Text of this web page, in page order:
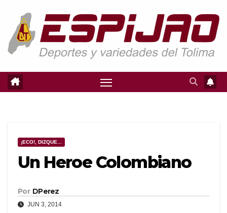
contenido
¡ECO!, DIZQUE...
Un Heroe Colombiano
Por DPerez
JUN 3, 2014